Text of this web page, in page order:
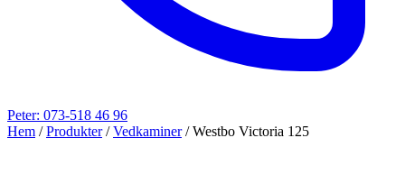
Peter: 073-518 46 96
Hem / Produkter / Vedkaminer / Westbo Victoria 125